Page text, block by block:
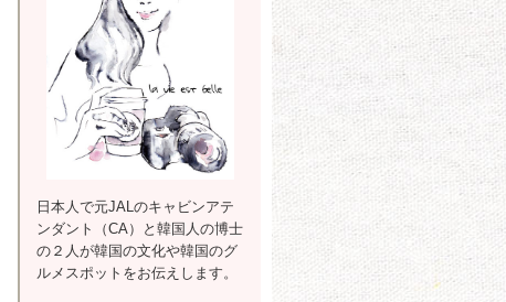
日本人で元JALのキャビンアテ
ンダント（CA）と韓国人の博士
の２人が韓国の文化や韓国のグ
ルメスポットをお伝えします。